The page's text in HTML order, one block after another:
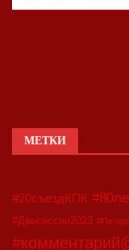
МЕТКИ
#20съездКПК
#Двесессии2023